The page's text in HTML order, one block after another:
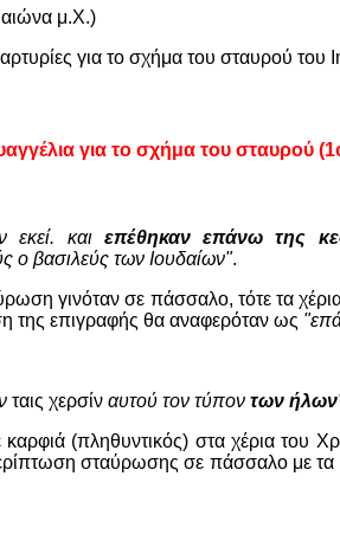
μ.Χ.)
για το σχήμα του σταυρού του
για το σχήμα του σταυρού
εκεί. και επέθηκαν επάνω της
ο βασιλεύς των Ιουδαίων".
γινόταν σε πάσσαλο, τότε τα
της επιγραφής θα αναφερόταν ως
ταις χερσίν αυτού τον τύπον των ήλων
(πληθυντικός) στα χέρια του
σταύρωσης σε πάσσαλο με